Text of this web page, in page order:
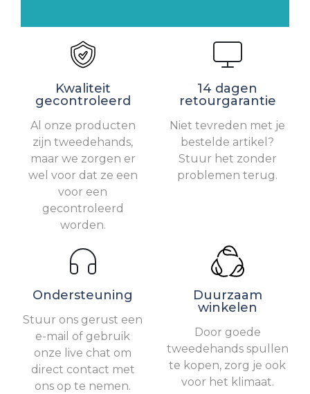
Kwaliteit
gecontroleerd
Al onze producten
zijn tweedehands,
maar we zorgen er
wel voor dat ze een
voor een
gecontroleerd
worden.
14 dagen
retourgarantie
Niet tevreden met je
bestelde artikel?
Stuur het zonder
problemen terug.
Ondersteuning
Stuur ons gerust een
e-mail of gebruik
onze live chat om
direct contact met
ons op te nemen.
Duurzaam
winkelen
Door goede
tweedehands spullen
te kopen, zorg je ook
voor het klimaat.